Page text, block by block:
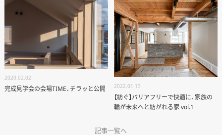
2020.02.02
完成見学会の会場TIME、チラッと公開 2022.01.13
【紡ぐ】バリアフリーで快適に、家族の
輪が未来へと紡がれる家 vol.1
記事一覧へ